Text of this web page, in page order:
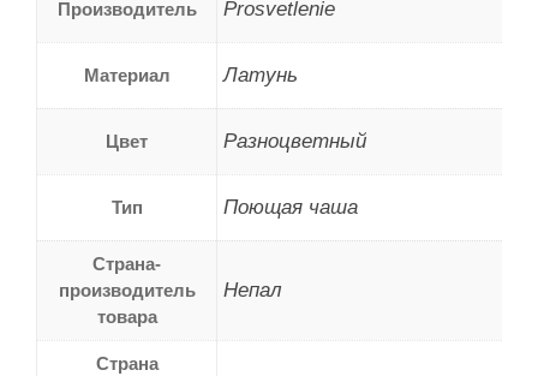
Производитель Prosvetlenie
Материал Латунь
Цвет Разноцветный
Тип Поющая чаша
Страна-
производитель
товара
Непал
Страна